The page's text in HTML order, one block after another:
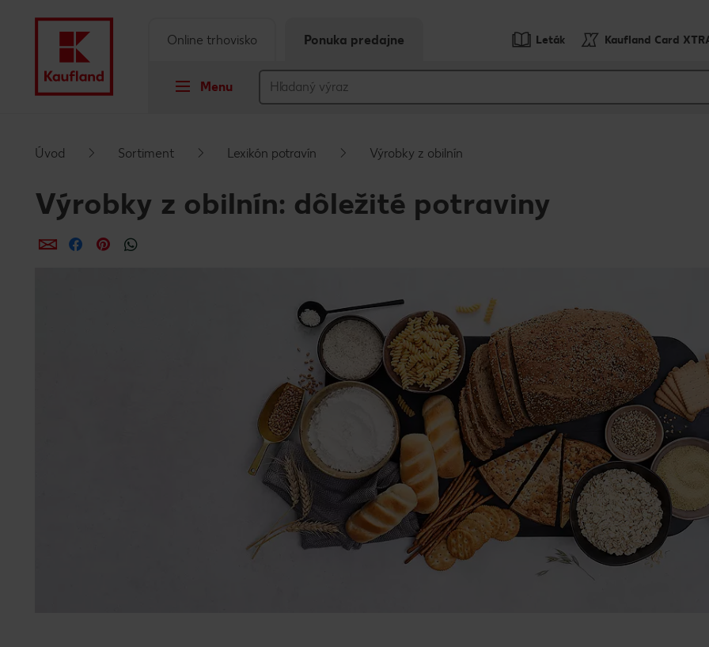
Päta
Leták Kaufland Card
Menu
Online trhovisko Ponuka predajne
Úvod Sortiment Lexikón potravín Výrobky z obilnín
Výrobky z obilnín: dôležité potraviny
ZdieľaťZdieľaťZdieľať